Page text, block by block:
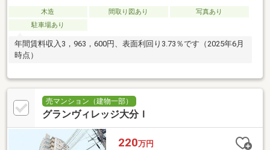
木造 間取り図あり
写真あり
駐車場あり
年間賃料収入3，963，600円、表面利回り3.73％です（2025年6月
時点）
売マンション（建物一部）
グランヴィレッジ大分Ｉ
220万円